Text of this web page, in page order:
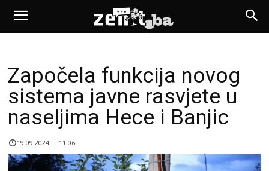
Započela funkcija novog
sistema javne rasvjete u
naseljima Hece i Banjic
19.09.2024. | 11:06